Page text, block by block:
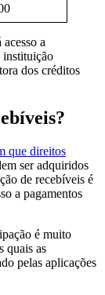
a
instituição
dos créditos
que direitos
ser adquiridos
de recebíveis é
a pagamentos
é muito
quais as
pelas aplicações